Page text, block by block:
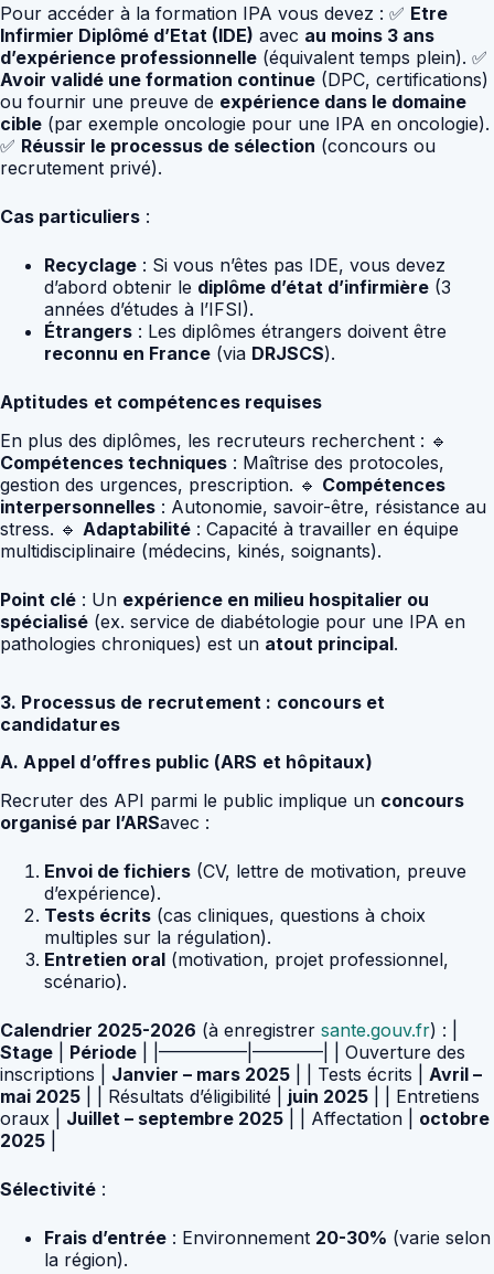
Pour accéder à la formation IPA vous devez : ✅ Etre
Infirmier Diplômé d’Etat (IDE) avec au moins 3 ans
d’expérience professionnelle (équivalent temps plein). ✅
Avoir validé une formation continue (DPC, certifications)
ou fournir une preuve de expérience dans le domaine
cible (par exemple oncologie pour une IPA en oncologie).
✅ Réussir le processus de sélection (concours ou
recrutement privé).
Cas particuliers :
Recyclage : Si vous n’êtes pas IDE, vous devez
d’abord obtenir le diplôme d’état d’infirmière (3
années d’études à l’IFSI).
Étrangers : Les diplômes étrangers doivent être
reconnu en France (via DRJSCS).
Aptitudes et compétences requises
En plus des diplômes, les recruteurs recherchent : 🔹
Compétences techniques : Maîtrise des protocoles,
gestion des urgences, prescription. 🔹 Compétences
interpersonnelles : Autonomie, savoir-être, résistance au
stress. 🔹 Adaptabilité : Capacité à travailler en équipe
multidisciplinaire (médecins, kinés, soignants).
Point clé : Un expérience en milieu hospitalier ou
spécialisé (ex. service de diabétologie pour une IPA en
pathologies chroniques) est un atout principal.
3. Processus de recrutement : concours et
candidatures
A. Appel d’offres public (ARS et hôpitaux)
Recruter des API parmi le public implique un concours
organisé par l’ARSavec :
Envoi de fichiers (CV, lettre de motivation, preuve
d’expérience).
Tests écrits (cas cliniques, questions à choix
multiples sur la régulation).
Entretien oral (motivation, projet professionnel,
scénario).
Calendrier 2025-2026 (à enregistrer sante.gouv.fr) : |
Stage
Période | |—————|————| | Ouverture des
inscriptions | Janvier – mars 2025 | | Tests écrits | Avril –
mai 2025 | | Résultats d’éligibilité | juin 2025 | | Entretiens
oraux | Juillet – septembre 2025 | | Affectation | octobre
2025
Sélectivité :
Frais d’entrée : Environnement 20-30% (varie selon
la région).